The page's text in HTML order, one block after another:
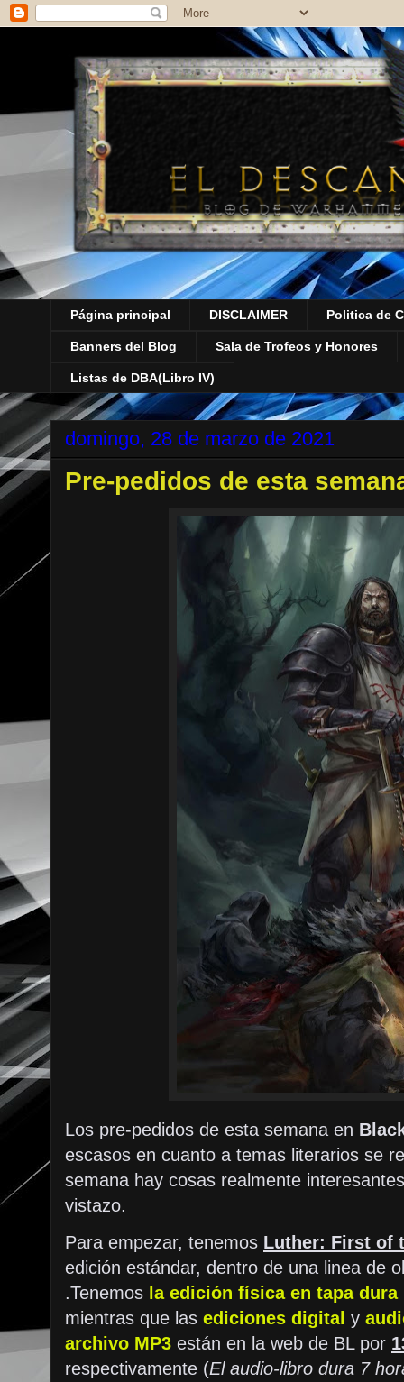
Página principal DISCLAIMER Politica de
Banners del Blog Sala de Trofeos y Honores
Listas de DBA(Libro IV)
domingo, 28 de marzo de 2021
Pre-pedidos de esta
Los pre-pedidos de esta semana en
escasos en cuanto a temas literarios se
semana hay cosas realmente
vistazo.
Para empezar, tenemos Luther: First of
edición estándar, dentro de una linea de
.Tenemos la edición física en tapa dura
mientras que las ediciones digital y
archivo MP3 están en la web de BL por
respectivamente (El audio-libro dura 7